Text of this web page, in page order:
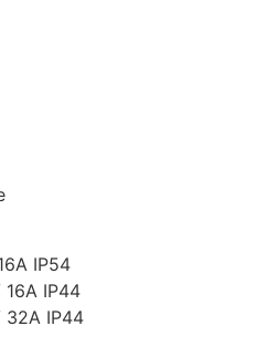
IP54
16A IP44
32A IP44